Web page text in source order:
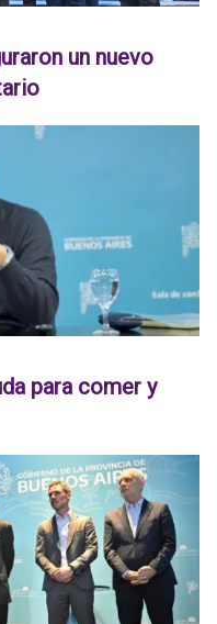
un nuevo
para comer y